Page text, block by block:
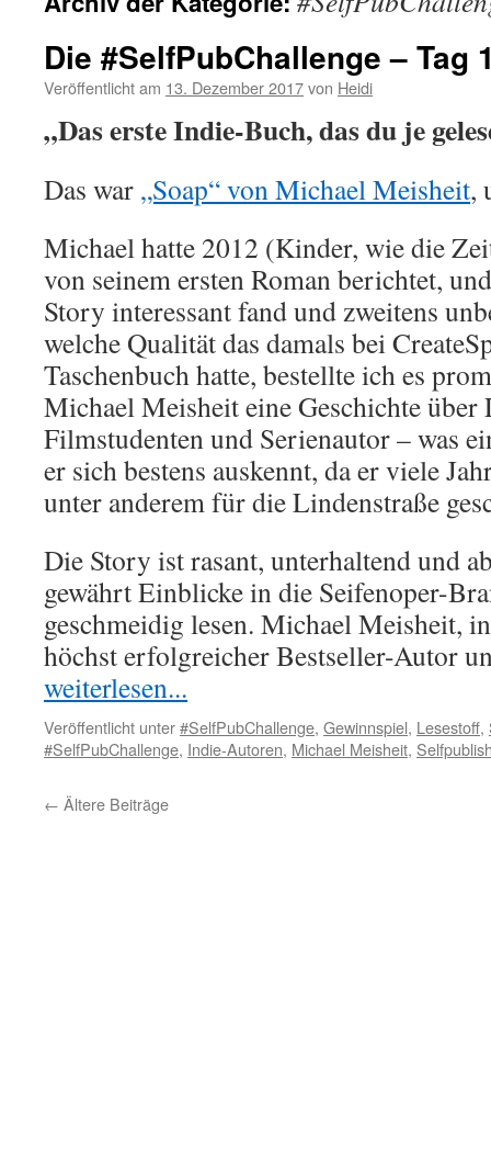
Die #SelfPubChallenge – Tag
Veröffentlicht am 13. Dezember 2017von Heidi
„Das erste Indie-Buch, das du je
Das war „Soap“ von Michael Meisheit,
Michael hatte 2012 (Kinder, wie die
von seinem ersten Roman berichtet,
Story interessant fand und zweitens
welche Qualität das damals bei
Taschenbuch hatte, bestellte ich es
Michael Meisheit eine Geschichte
Filmstudenten und Serienautor – was
er sich bestens auskennt, da er viele
unter anderem für die Lindenstraße
Die Story ist rasant, unterhaltend und
gewährt Einblicke in die Seifenoper-
geschmeidig lesen. Michael Meisheit,
höchst erfolgreicher Bestseller-Autor
weiterlesen...
Veröffentlicht unter#SelfPubChallenge, Gewinnspiel, Lesestoff,
#SelfPubChallenge, Indie-Autoren, Michael Meisheit,
← Ältere Beiträge